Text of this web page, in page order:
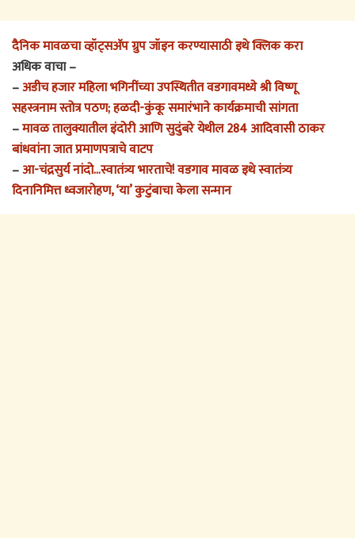
दैनिक मावळचा व्हॉट्सअ‍ॅप ग्रुप जॉइन करण्यासाठी इथे क्लिक करा
अधिक वाचा –
–अडीच हजार महिला भगिनींच्या उपस्थितीत वडगावमध्ये श्री विष्णू
सहस्त्रनाम स्तोत्र पठण; हळदी-कुंकू समारंभाने कार्यक्रमाची सांगता
–मावळ तालुक्यातील इंदोरी आणि सुदुंबरे येथील 284 आदिवासी ठाकर
बांधवांना जात प्रमाणपत्राचे वाटप
–आ-चंद्रसुर्य नांदो…स्वातंत्र्य भारताचे! वडगाव मावळ इथे स्वातंत्र्य
दिनानिमित्त ध्वजारोहण, ‘या’ कुटुंबाचा केला सन्मान